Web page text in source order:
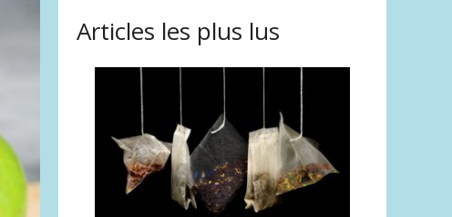
Articles les plus lus